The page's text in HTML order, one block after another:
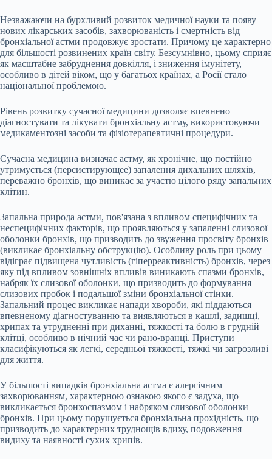
Незважаючи на бурхливий розвиток медичної науки та появу
нових лікарських засобів, захворюваність і смертність від
бронхіальної астми продовжує зростати. Причому це характерно
для більшості розвинених країн світу. Безсумнівно, цьому сприяє
як масштабне забруднення довкілля, і зниження імунітету,
особливо в дітей віком, що у багатьох країнах, а Росії стало
національної проблемою.
Рівень розвитку сучасної медицини дозволяє впевнено
діагностувати та лікувати бронхіальну астму, використовуючи
медикаментозні засоби та фізіотерапевтичні процедури.
Сучасна медицина визначає астму, як хронічне, що постійно
утримується (персистирующее) запалення дихальних шляхів,
переважно бронхів, що виникає за участю цілого ряду запальних
клітин.
Запальна природа астми, пов'язана з впливом специфічних та
неспецифічних факторів, що проявляються у запаленні слизової
оболонки бронхів, що призводить до звуження просвіту бронхів
(викликає бронхіальну обструкцію). Особливу роль при цьому
відіграє підвищена чутливість (гіперреактивність) бронхів, через
яку під впливом зовнішніх впливів виникають спазми бронхів,
набряк їх слизової оболонки, що призводить до формування
слизових пробок і подальшої зміни бронхіальної стінки.
Запальний процес викликає напади хвороби, які піддаються
впевненому діагностуванню та виявляються в кашлі, задишці,
хрипах та утрудненні при диханні, тяжкості та болю в грудній
клітці, особливо в нічний час чи рано-вранці. Приступи
класифікуються як легкі, середньої тяжкості, тяжкі чи загрозливі
для життя.
У більшості випадків бронхіальна астма є алергічним
захворюванням, характерною ознакою якого є задуха, що
викликається бронхоспазмом і набряком слизової оболонки
бронхів. При цьому порушується бронхіальна прохідність, що
призводить до характерних труднощів вдиху, подовження
видиху та наявності сухих хрипів.